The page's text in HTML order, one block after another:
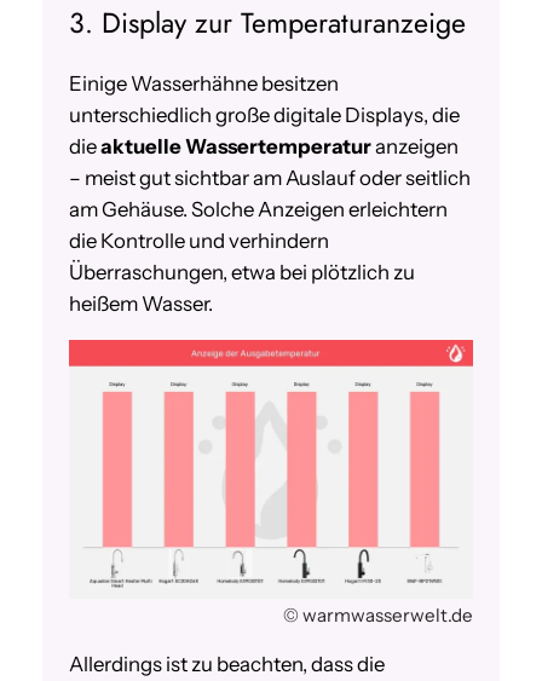
3. Display zur Temperaturanzeige
Einige Wasserhähne besitzen
unterschiedlich große digitale Displays, die
dieaktuelle Wassertemperaturanzeigen
– meist gut sichtbar am Auslauf oder seitlich
am Gehäuse. Solche Anzeigen erleichtern
die Kontrolle und verhindern
Überraschungen, etwa bei plötzlich zu
heißem Wasser.
© warmwasserwelt.de
Allerdings ist zu beachten, dass die